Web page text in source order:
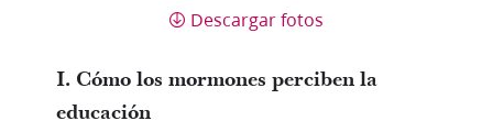
Descargar fotos
I. Cómo los mormones perciben la
educación